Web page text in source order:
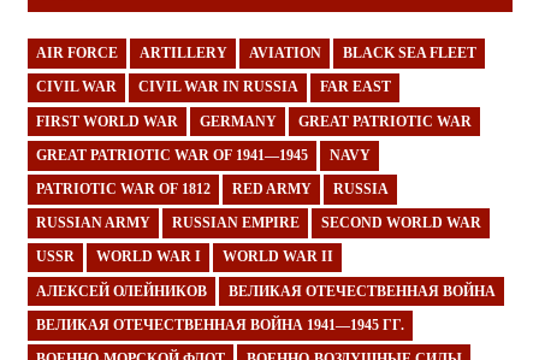
AIR FORCE ARTILLERY AVIATION BLACK SEA FLEET
CIVIL WAR CIVIL WAR IN RUSSIA FAR EAST
FIRST WORLD WAR GERMANY GREAT PATRIOTIC WAR
GREAT PATRIOTIC WAR OF 1941—1945 NAVY
PATRIOTIC WAR OF 1812 RED ARMY RUSSIA
RUSSIAN ARMY RUSSIAN EMPIRE SECOND WORLD WAR
USSR WORLD WAR I WORLD WAR II
АЛЕКСЕЙ ОЛЕЙНИКОВ ВЕЛИКАЯ ОТЕЧЕСТВЕННАЯ ВОЙНА
ВЕЛИКАЯ ОТЕЧЕСТВЕННАЯ ВОЙНА 1941—1945 ГГ.